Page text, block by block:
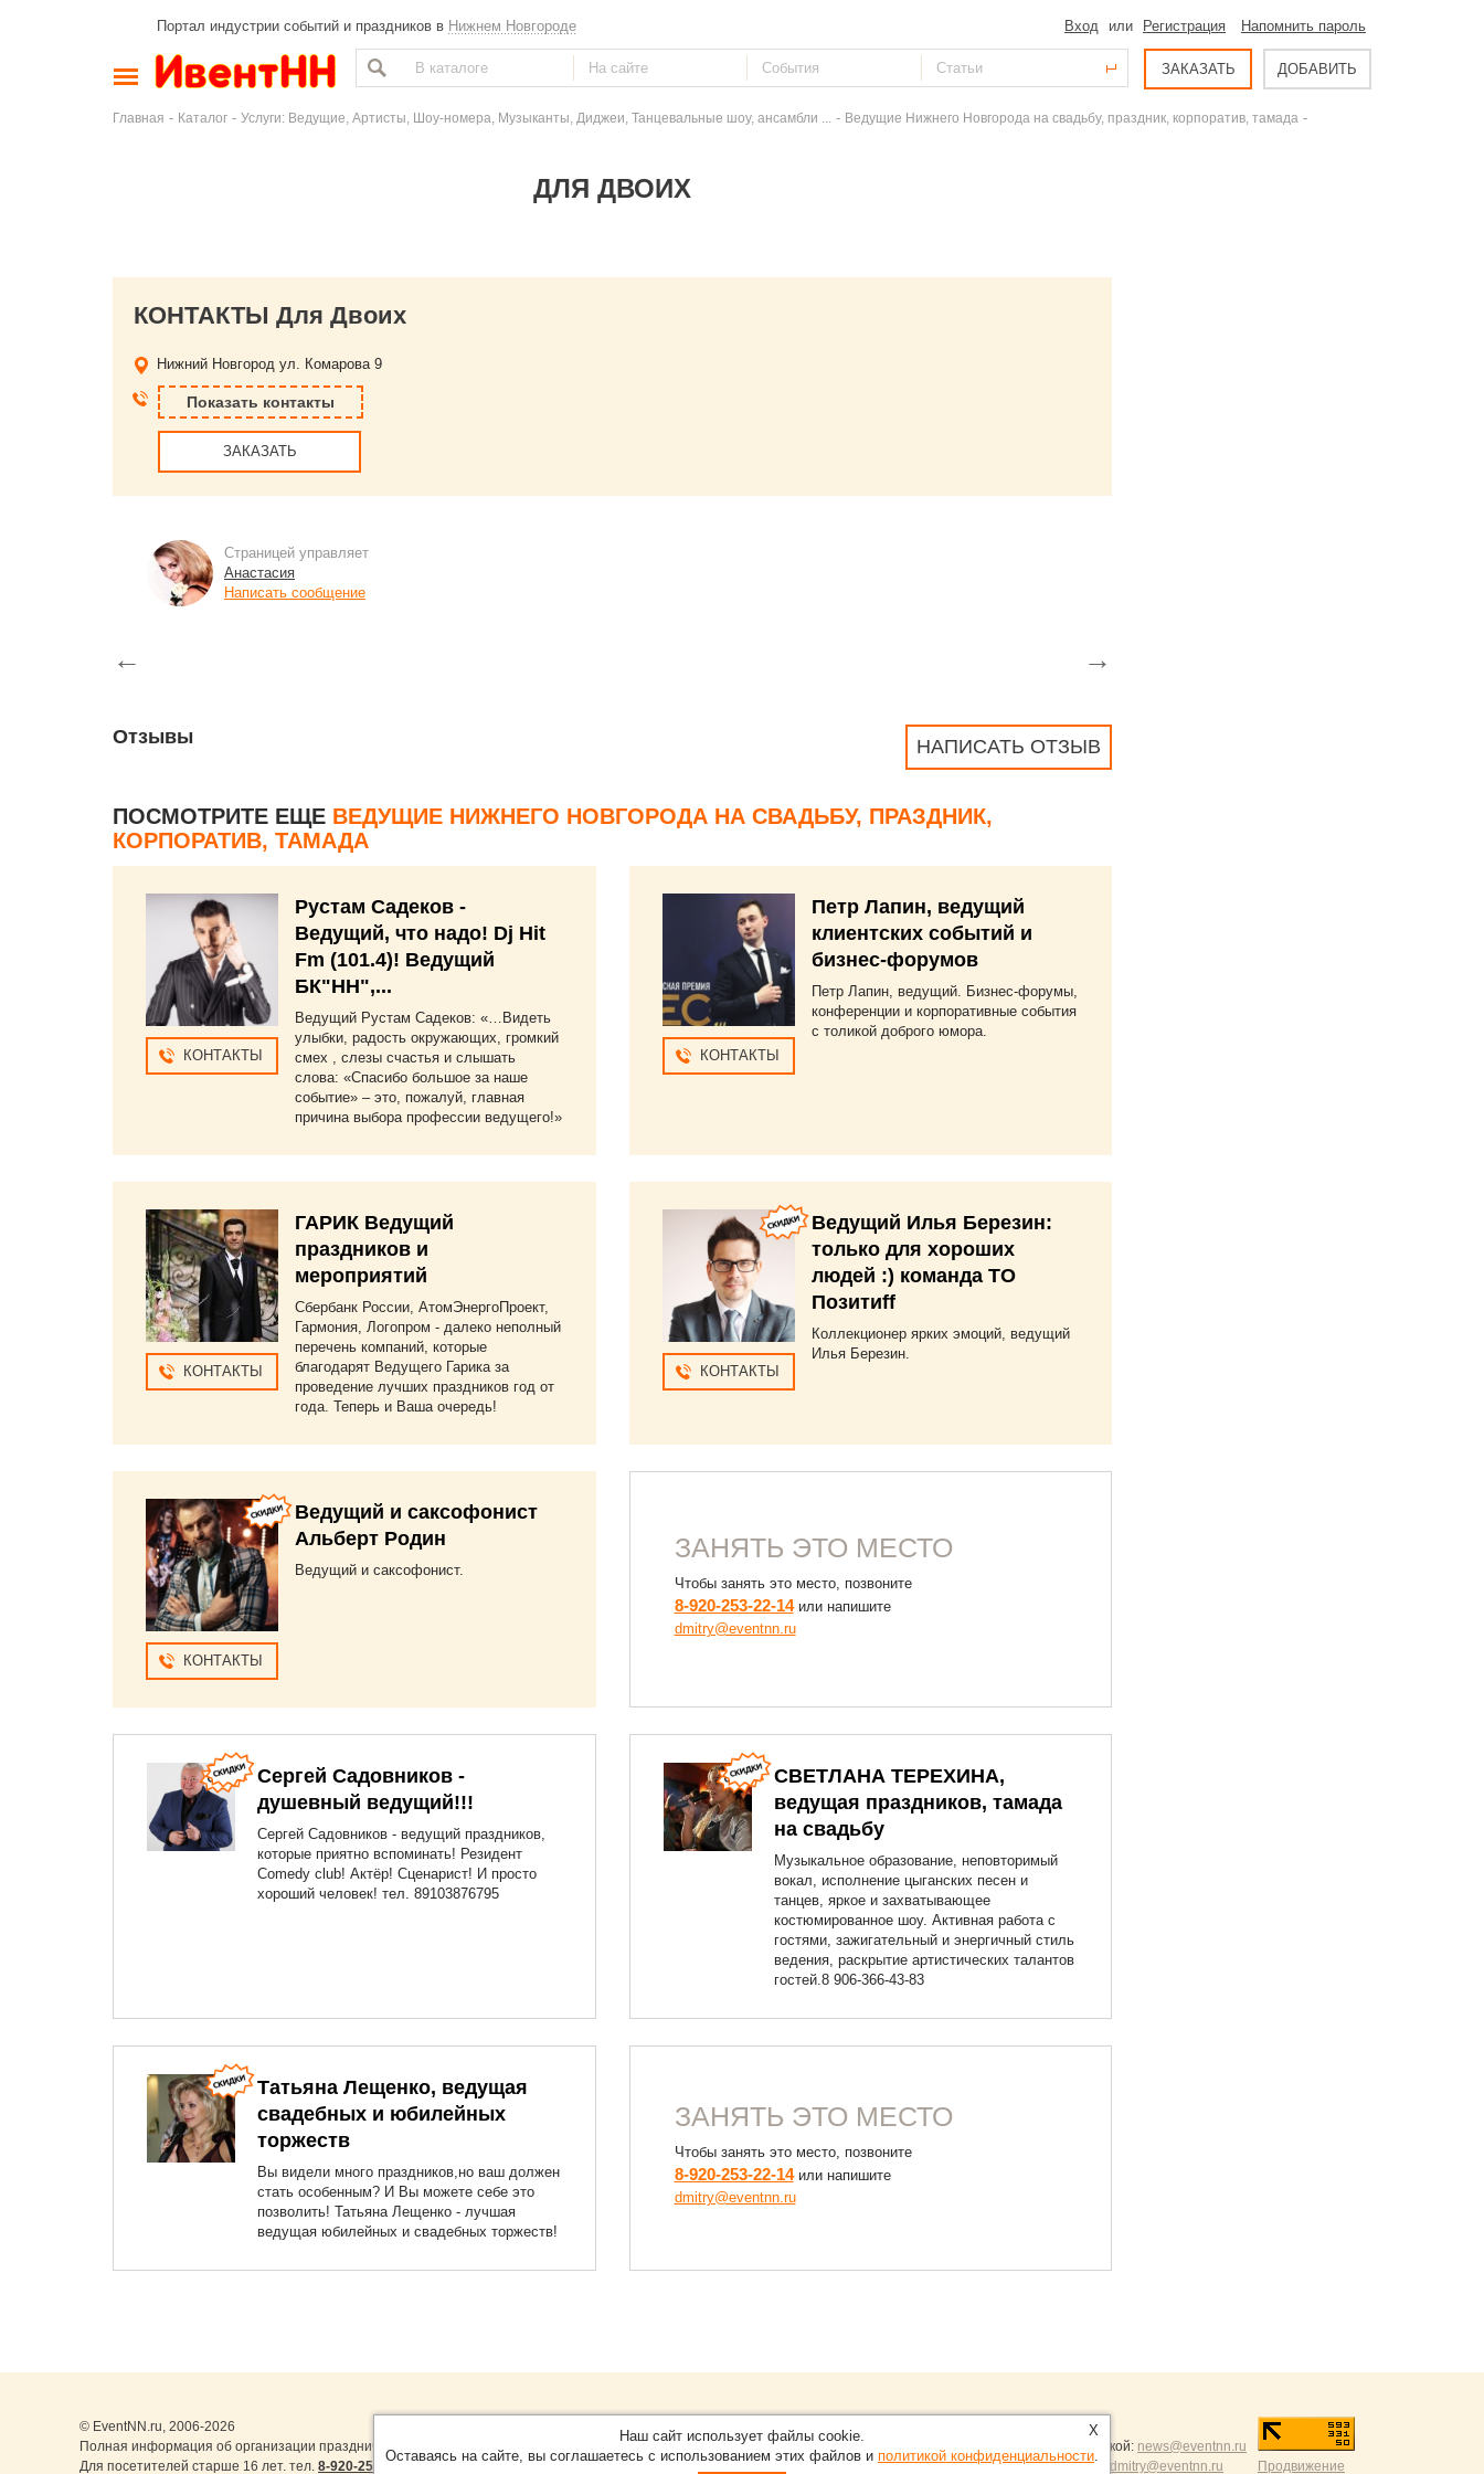
Портал индустрии событий и праздников в Нижнем Новгороде Вход или Регистрация Напомнить пароль
ЗАКАЗАТЬ ДОБАВИТЬ
Главная - Каталог - Услуги: Ведущие, Артисты, Шоу-номера, Музыканты, Диджеи, Танцевальные шоу, ансамбли ... - Ведущие Нижнего Новгорода на свадьбу, праздник, корпоратив, тамада -
ДЛЯ ДВОИХ
КОНТАКТЫ Для Двоих
Нижний Новгород ул. Комарова 9
Показать контакты
ЗАКАЗАТЬ
Страницей управляет
Анастасия
Написать сообщение
← →
НАПИСАТЬ ОТЗЫВ
Отзывы
ПОСМОТРИТЕ ЕЩЕ ВЕДУЩИЕ НИЖНЕГО НОВГОРОДА НА СВАДЬБУ, ПРАЗДНИК,
КОРПОРАТИВ, ТАМАДА
КОНТАКТЫ
Рустам Садеков -
Ведущий, что надо! Dj Hit
Fm (101.4)! Ведущий
БК"НН",...
Ведущий Рустам Садеков: «…Видеть
улыбки, радость окружающих, громкий
смех , слезы счастья и слышать
слова: «Спасибо большое за наше
событие» – это, пожалуй, главная
причина выбора профессии ведущего!»
КОНТАКТЫ
Петр Лапин, ведущий
клиентских событий и
бизнес-форумов
Петр Лапин, ведущий. Бизнес-форумы,
конференции и корпоративные события
с толикой доброго юмора.
КОНТАКТЫ
ГАРИК Ведущий
праздников и
мероприятий
Сбербанк России, АтомЭнергоПроект,
Гармония, Логопром - далеко неполный
перечень компаний, которые
благодарят Ведущего Гарика за
проведение лучших праздников год от
года. Теперь и Ваша очередь!
КОНТАКТЫ
Ведущий Илья Березин:
только для хороших
людей :) команда ТО
Позитиff
Коллекционер ярких эмоций, ведущий
Илья Березин.
КОНТАКТЫ
Ведущий и саксофонист
Альберт Родин
Ведущий и саксофонист.
ЗАНЯТЬ ЭТО МЕСТО
Чтобы занять это место, позвоните
8-920-253-22-14или напишите
dmitry@eventnn.ru
Сергей Садовников -
душевный ведущий!!!
Сергей Садовников - ведущий праздников,
которые приятно вспоминать! Резидент
Comedy club! Актёр! Сценарист! И просто
хороший человек! тел. 89103876795
СВЕТЛАНА ТЕРЕХИНА,
ведущая праздников, тамада
на свадьбу
Музыкальное образование, неповторимый
вокал, исполнение цыганских песен и
танцев, яркое и захватывающее
костюмированное шоу. Активная работа с
гостями, зажигательный и энергичный стиль
ведения, раскрытие артистических талантов
гостей.8 906-366-43-83
Татьяна Лещенко, ведущая
свадебных и юбилейных
торжеств
Вы видели много праздников,но ваш должен
стать особенным? И Вы можете себе это
позволить! Татьяна Лещенко - лучшая
ведущая юбилейных и свадебных торжеств!
ЗАНЯТЬ ЭТО МЕСТО
Чтобы занять это место, позвоните
8-920-253-22-14или напишите
dmitry@eventnn.ru
© EventNN.ru, 2006-2026
Полная информация об организации праздничных мероприятий в Нижнем Новгороде.
Для посетителей старше 16 лет. тел. 8-920-253-22-14 8-999-077-15-51
О проекте
Карта сайта
Обращайтесь на портал
С новостями, пресс-релизами и разумной критикой: news@eventnn.ru
По вопросам добавления информации на сайт: dmitry@eventnn.ru Продвижение
X
Наш сайт использует файлы cookie.
Оставаясь на сайте, вы соглашаетесь с использованием этих файлов и политикой конфиденциальности.